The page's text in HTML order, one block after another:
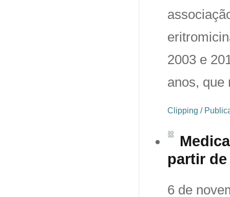
2003 e
anos, que
Clipping /
partir
6 de